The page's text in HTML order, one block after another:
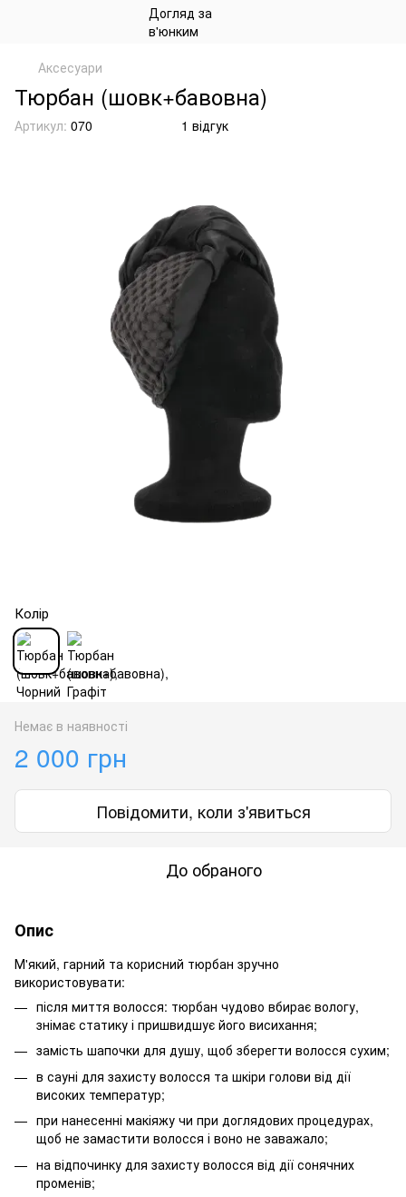
Аксесуари
Тюрбан (шовк+бавовна)
Артикул: 070 1 відгук
Колір
Немає в наявності
2 000 грн
Повідомити, коли з'явиться
До обраного
Опис
М'який, гарний та корисний тюрбан зручно
використовувати:
після миття волосся: тюрбан чудово вбирає вологу,
знімає статику і пришвидшує його висихання;
замість шапочки для душу, щоб зберегти волосся сухим;
в сауні для захисту волосся та шкіри голови від дії
високих температур;
при нанесенні макіяжу чи при доглядових процедурах,
щоб не замастити волосся і воно не заважало;
на відпочинку для захисту волосся від дії сонячних
променів;